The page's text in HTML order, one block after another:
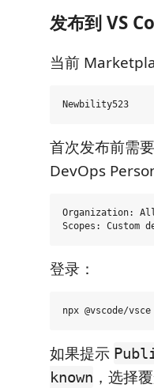
发布到 VS
当前
首次发布前需
DevOps
Organization:
登录：
如果提示
known ，选择